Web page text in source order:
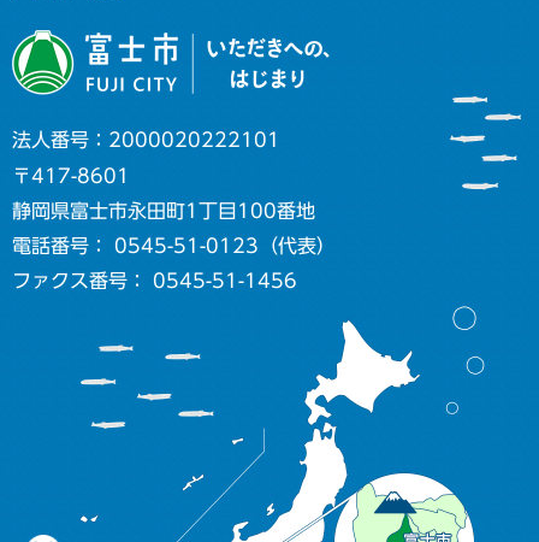
法人番号：2000020222101
〒417-8601
静岡県富士市永田町1丁目100番地
電話番号： 0545-51-0123（代表）
ファクス番号： 0545-51-1456